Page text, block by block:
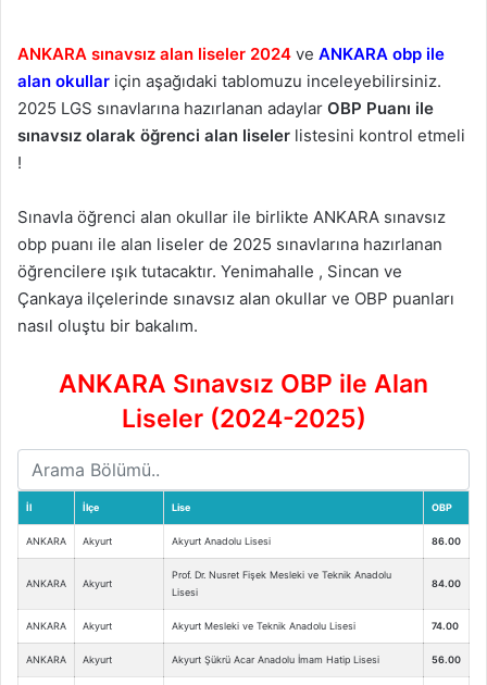
ANKARA sınavsız alan liseler 2024 ve ANKARA obp ile
alan okullar için aşağıdaki tablomuzu inceleyebilirsiniz.
2025 LGS sınavlarına hazırlanan adaylar OBP Puanı ile
sınavsız olarak öğrenci alan liseler listesini kontrol etmeli
!
Sınavla öğrenci alan okullar ile birlikte ANKARA sınavsız
obp puanı ile alan liseler de 2025 sınavlarına hazırlanan
öğrencilere ışık tutacaktır. Yenimahalle , Sincan ve
Çankaya ilçelerinde sınavsız alan okullar ve OBP puanları
nasıl oluştu bir bakalım.
ANKARA Sınavsız OBP ile Alan
Liseler (2024-2025)
İl İlçe Lise OBP
ANKARA Akyurt Akyurt Anadolu Lisesi 86.00
ANKARA Akyurt
Prof. Dr. Nusret Fişek Mesleki ve Teknik Anadolu
Lisesi
84.00
ANKARA Akyurt Akyurt Mesleki ve Teknik Anadolu Lisesi 74.00
ANKARA Akyurt Akyurt Şükrü Acar Anadolu İmam Hatip Lisesi 56.00